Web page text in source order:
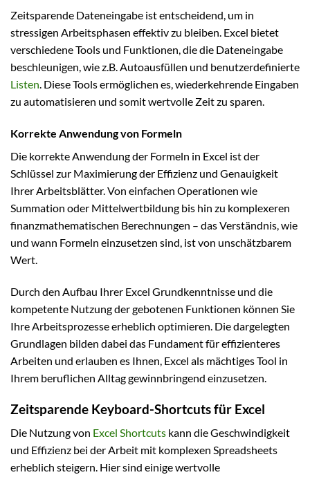
Zeitsparende Dateneingabe ist entscheidend, um in
stressigen Arbeitsphasen effektiv zu bleiben. Excel bietet
verschiedene Tools und Funktionen, die die Dateneingabe
beschleunigen, wie z.B. Autoausfüllen und benutzerdefinierte
Listen. Diese Tools ermöglichen es, wiederkehrende Eingaben
zu automatisieren und somit wertvolle Zeit zu sparen.
Korrekte Anwendung von Formeln
Die korrekte Anwendung der Formeln in Excel ist der
Schlüssel zur Maximierung der Effizienz und Genauigkeit
Ihrer Arbeitsblätter. Von einfachen Operationen wie
Summation oder Mittelwertbildung bis hin zu komplexeren
finanzmathematischen Berechnungen – das Verständnis, wie
und wann Formeln einzusetzen sind, ist von unschätzbarem
Wert.
Durch den Aufbau Ihrer Excel Grundkenntnisse und die
kompetente Nutzung der gebotenen Funktionen können Sie
Ihre Arbeitsprozesse erheblich optimieren. Die dargelegten
Grundlagen bilden dabei das Fundament für effizienteres
Arbeiten und erlauben es Ihnen, Excel als mächtiges Tool in
Ihrem beruflichen Alltag gewinnbringend einzusetzen.
Zeitsparende Keyboard-Shortcuts für Excel
Die Nutzung von Excel Shortcuts kann die Geschwindigkeit
und Effizienz bei der Arbeit mit komplexen Spreadsheets
erheblich steigern. Hier sind einige wertvolle